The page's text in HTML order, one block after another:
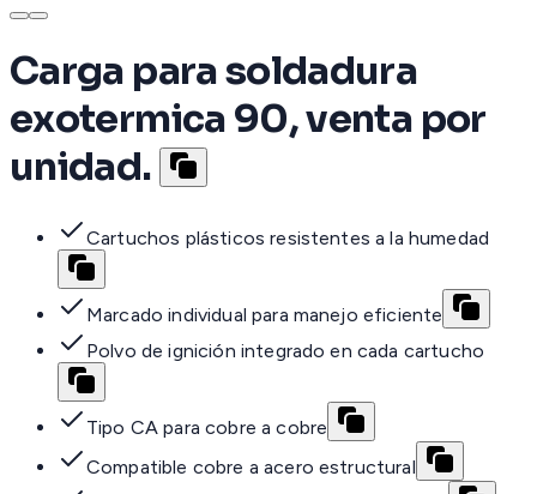
Carga para soldadura
exotermica 90, venta por
unidad.
Cartuchos plásticos resistentes a la humedad
Marcado individual para manejo eficiente
Polvo de ignición integrado en cada cartucho
Tipo CA para cobre a cobre
Compatible cobre a acero estructural